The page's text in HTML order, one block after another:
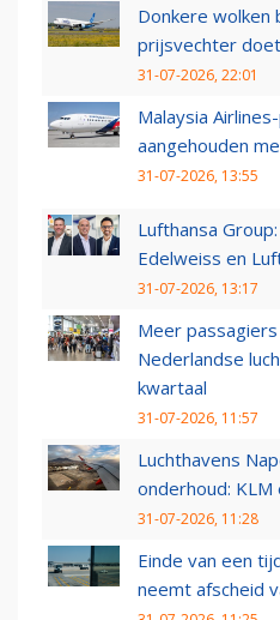
Donkere wolken
prijsvechter
31-07-2026, 22:01
Malaysia
aangehouden
31-07-2026, 13:55
Lufthansa
Edelweiss en
31-07-2026, 13:17
Meer
Nederlandse
kwartaal
31-07-2026, 11:57
Luchthavens
onderhoud: KLM
31-07-2026, 11:28
Einde van een
neemt afscheid